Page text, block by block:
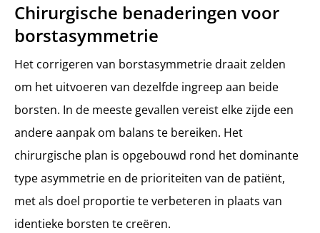
Chirurgische benaderingen voor
borstasymmetrie
Het corrigeren van borstasymmetrie draait zelden
om het uitvoeren van dezelfde ingreep aan beide
borsten. In de meeste gevallen vereist elke zijde een
andere aanpak om balans te bereiken. Het
chirurgische plan is opgebouwd rond het dominante
type asymmetrie en de prioriteiten van de patiënt,
met als doel proportie te verbeteren in plaats van
identieke borsten te creëren.